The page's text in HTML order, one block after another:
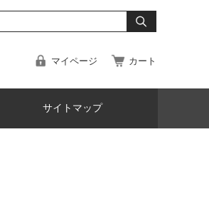
マイページ カート
サイトマップ